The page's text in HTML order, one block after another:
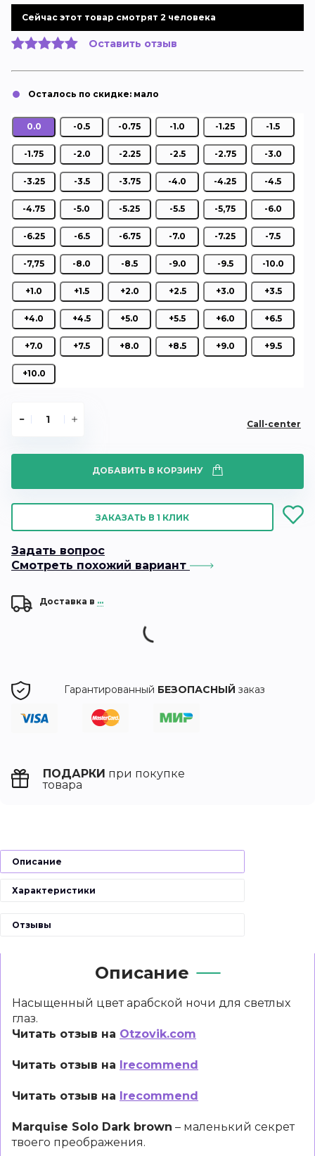
Cейчас этот товар смотрят 2 человека
Оставить отзыв
0.0 -0.5 -0.75 -1.0 -1.25 -1.5
-1.75 -2.0 -2.25 -2.5 -2.75 -3.0
-3.25 -3.5 -3.75 -4.0 -4.25 -4.5
-4.75 -5.0 -5.25 -5.5 -5,75 -6.0
-6.25 -6.5 -6.75 -7.0 -7.25 -7.5
-7,75 -8.0 -8.5 -9.0 -9.5 -10.0
+1.0 +1.5 +2.0 +2.5 +3.0 +3.5
+4.0 +4.5 +5.0 +5.5 +6.0 +6.5
+7.0 +7.5 +8.0 +8.5 +9.0 +9.5
+10.0
Call-center
ДОБАВИТЬ В КОРЗИНУ
ЗАКАЗАТЬ В 1 КЛИК
Задать вопрос
Смотреть похожий вариант
Доставка в ...
Гарантированный БЕЗОПАСНЫЙ заказ
ПОДАРКИ при покупке
товара
Описание
Характеристики
Отзывы
Описание
Насыщенный цвет арабской ночи для светлых
глаз.
Читать отзыв на Otzovik.com
Читать отзыв на Irecommend
Читать отзыв на Irecommend
Marquise Solo Dark brown – маленький секрет
твоего преображения.